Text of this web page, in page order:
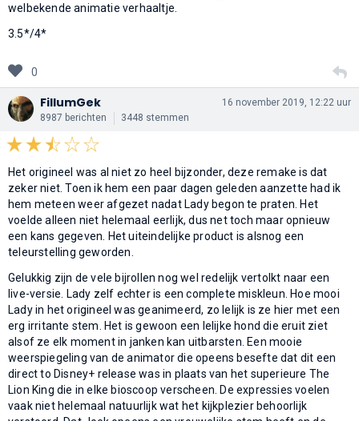
welbekende animatie verhaaltje.
3.5*/4*
0
FillumGek
8987 berichten 3448 stemmen
16 november 2019, 12:22 uur
Het origineel was al niet zo heel bijzonder, deze remake is dat
zeker niet. Toen ik hem een paar dagen geleden aanzette had ik
hem meteen weer afgezet nadat Lady begon te praten. Het
voelde alleen niet helemaal eerlijk, dus net toch maar opnieuw
een kans gegeven. Het uiteindelijke product is alsnog een
teleurstelling geworden.
Gelukkig zijn de vele bijrollen nog wel redelijk vertolkt naar een
live-versie. Lady zelf echter is een complete miskleun. Hoe mooi
Lady in het origineel was geanimeerd, zo lelijk is ze hier met een
erg irritante stem. Het is gewoon een lelijke hond die eruit ziet
alsof ze elk moment in janken kan uitbarsten. Een mooie
weerspiegeling van de animator die opeens besefte dat dit een
direct to Disney+ release was in plaats van het superieure The
Lion King die in elke bioscoop verscheen. De expressies voelen
vaak niet helemaal natuurlijk wat het kijkplezier behoorlijk